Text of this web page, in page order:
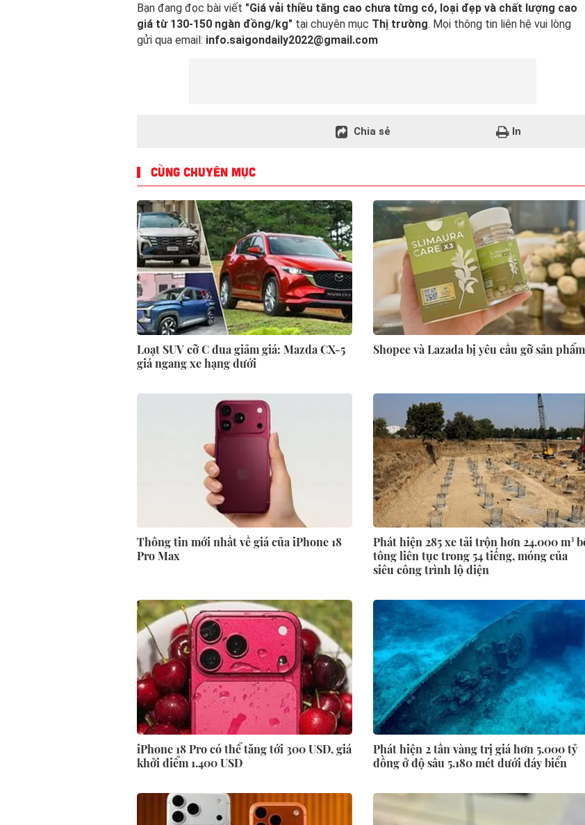
Bạn đang đọc bài viết "Giá vải thiều tăng cao chưa từng có, loại đẹp và chất lượng cao
giá từ 130-150 ngàn đồng/kg" tại chuyên mục Thị trường. Mọi thông tin liên hệ vui lòng
gửi qua email: info.saigondaily2022@gmail.com
Chia sẻ In
CÙNG CHUYÊN MỤC
Loạt SUV cỡ C đua giảm giá: Mazda CX-5
giá ngang xe hạng dưới
Shopee và Lazada bị yêu cầu gỡ sản phẩm
Thông tin mới nhất về giá của iPhone 18
Pro Max
Phát hiện 285 xe tải trộn hơn 24.000 m³
tông liên tục trong 54 tiếng, móng của
siêu công trình lộ diện
iPhone 18 Pro có thể tăng tới 300 USD, giá
khởi điểm 1.400 USD
Phát hiện 2 tấn vàng trị giá hơn 5.000 tỷ
đồng ở độ sâu 5.180 mét dưới đáy biển